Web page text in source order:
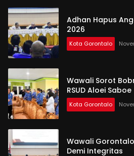
Adhan Hapus
2026
Kota Gorontalo
Wawali Sorot
RSUD Aloei Saboe
Kota Gorontalo
Wawali Gorontalo
Demi Integritas